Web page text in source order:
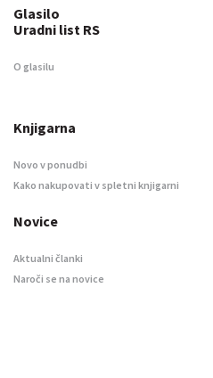
Glasilo
Uradni list RS
O glasilu
Knjigarna
Novo v ponudbi
Kako nakupovati v spletni knjigarni
Novice
Aktualni članki
Naroči se na novice